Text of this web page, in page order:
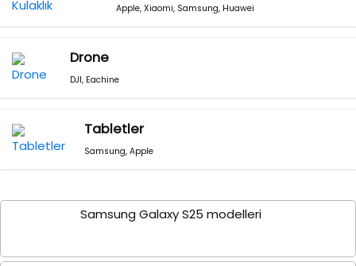
Apple,Xiaomi, Samsung, Huawei
Drone
DJI, Eachine
Tabletler
Samsung, Apple
Samsung Galaxy S25 modelleri